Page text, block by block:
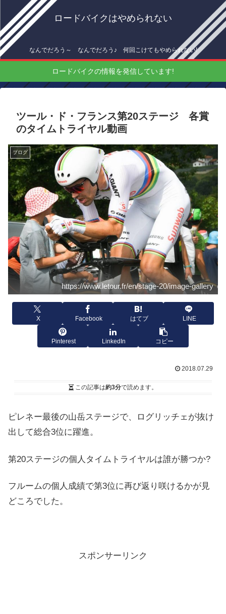
ロードバイクはやめられない
なんでだろう～ なんでだろう♪ 何回こけてもやめられない!
ロードバイクの情報を発信しています!
ツール・ド・フランス第20ステージ 各賞
のタイムトライヤル動画
ブログ
https://www.letour.fr/en/stage-20/image-gallery
X Facebook はてブ LINE
Pinterest LinkedIn コピー
2018.07.29
この記事は約3分で読めます。
ピレネー最後の山岳ステージで、ログリッチェが抜け
出して総合3位に躍進。
第20ステージの個人タイムトライヤルは誰が勝つか?
フルームの個人成績で第3位に再び返り咲けるかが見
どころでした。
スポンサーリンク